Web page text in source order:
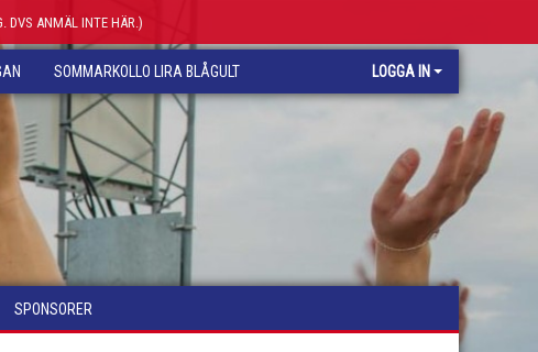
DVS ANMÄL INTE HÄR.)
SOMMARKOLLO LIRA BLÅGULT LOGGA IN
SPONSORER